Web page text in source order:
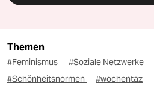
Themen
#Feminismus #Soziale Netzwerke
#Schönheitsnormen
#wochentaz